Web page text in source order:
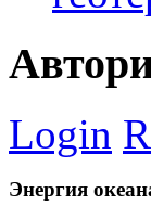
Login
Энергия